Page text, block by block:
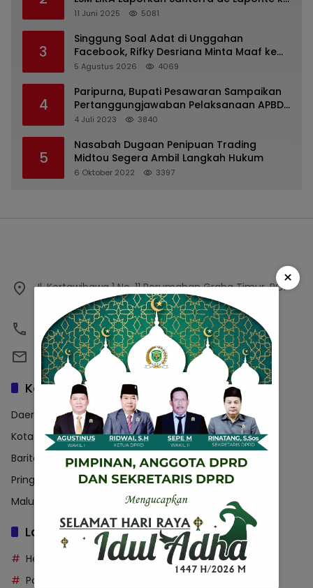
Kejaksaan Kota Batu
11 Juni 2025 5081
3
Singgung Soal Adat di Unggahan
Facebook, Rifky Desriana Minta Maaf ke
PDA dan Bupati Kubar
5 Agustus 2026 4069
4
Paripurna, Bupati Pesawaran Sampaikan
Pertanggungjawaban Pelaksanaan APBD
2022
4 Juli 2023 3840
5
Nasabah Dugaan Penipuan Trading
Midtou Segera Ambil Langkah Hukum
6 Oktober 2022 3397
Jl. Kertawibawa 1 No. 11 Perumahan Graha Timur, PO.
BOX 11000, Bekasi, Jawa Barat, Indonesia
08123456789
emailsaya@gmail.com
Kategori
Daerah
Kota Bandar Lampung
Barito Utara
Pringsewu
Maluku Utara
Label
Headline
Polda Lampung
×